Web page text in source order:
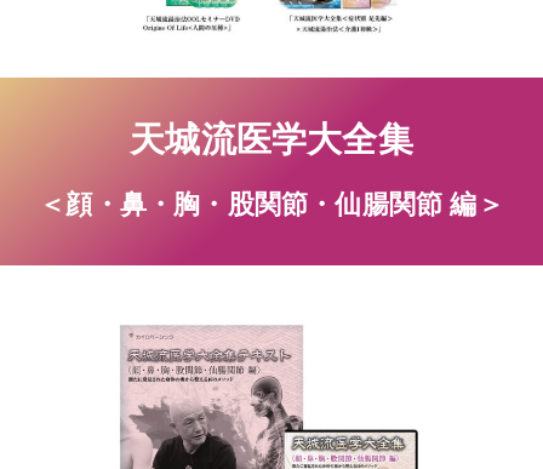
天城流医学大全集
＜顔・鼻・胸・股関節・仙腸関節 編＞